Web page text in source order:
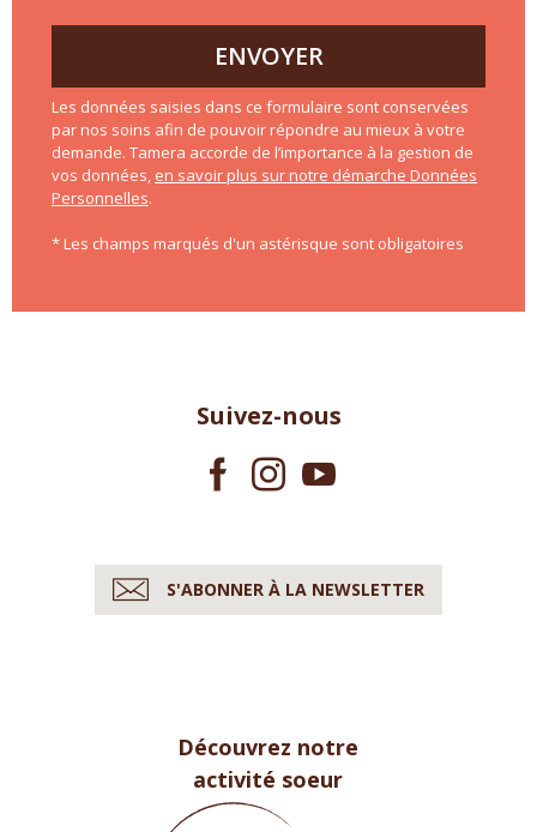
ENVOYER
Les données saisies dans ce formulaire sont conservées
par nos soins afin de pouvoir répondre au mieux à votre
demande. Tamera accorde de l’importance à la gestion de
vos données, en savoir plus sur notre démarche Données
Personnelles.
* Les champs marqués d'un astérisque sont obligatoires
Suivez-nous
S'ABONNER À LA NEWSLETTER
Découvrez notre
activité soeur